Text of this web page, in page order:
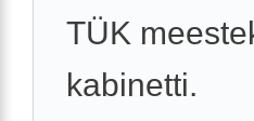
TÜK
kabinetti.